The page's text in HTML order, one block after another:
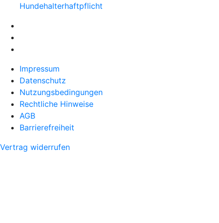
Hundehalter­haftpflicht
Impressum
Datenschutz
Nutzungsbedingungen
Rechtliche Hinweise
AGB
Barrierefreiheit
Vertrag widerrufen